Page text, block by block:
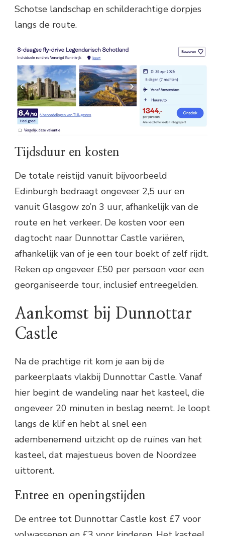
Schotse landschap en schilderachtige dorpjes
langs de route.
Tijdsduur en kosten
De totale reistijd vanuit bijvoorbeeld
Edinburgh bedraagt ongeveer 2,5 uur en
vanuit Glasgow zo’n 3 uur, afhankelijk van de
route en het verkeer. De kosten voor een
dagtocht naar Dunnottar Castle variëren,
afhankelijk van of je een tour boekt of zelf rijdt.
Reken op ongeveer £50 per persoon voor een
georganiseerde tour, inclusief entreegelden.
Aankomst bij Dunnottar
Castle
Na de prachtige rit kom je aan bij de
parkeerplaats vlakbij Dunnottar Castle. Vanaf
hier begint de wandeling naar het kasteel, die
ongeveer 20 minuten in beslag neemt. Je loopt
langs de klif en hebt al snel een
adembenemend uitzicht op de ruïnes van het
kasteel, dat majestueus boven de Noordzee
uittorent.
Entree en openingstijden
De entree tot Dunnottar Castle kost £7 voor